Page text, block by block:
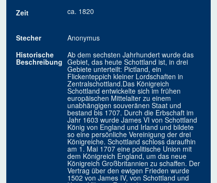
Zeit
ca. 1820
Stecher
Anonymus
Historische
Beschreibung
Ab dem sechsten Jahrhundert wurde das
Gebiet, das heute Schottland ist, in drei
Gebiete unterteilt: Pictland, ein
Flickenteppich kleiner Lordschaften in
Zentralschottland.Das Königreich
Schottland entwickelte sich im frühen
europäischen Mittelalter zu einem
unabhängigen souveränen Staat und
bestand bis 1707. Durch die Erbschaft im
Jahr 1603 wurde James VI von Schottland
König von England und Irland und bildete
so eine persönliche Vereinigung der drei
Königreiche. Schottland schloss daraufhin
am 1. Mai 1707 eine politische Union mit
dem Königreich England, um das neue
Königreich Großbritannien zu schaffen. Der
Vertrag über den ewigen Frieden wurde
1502 von James IV, von Schottland und